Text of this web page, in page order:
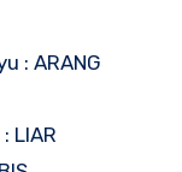
: ARANG
LIAR